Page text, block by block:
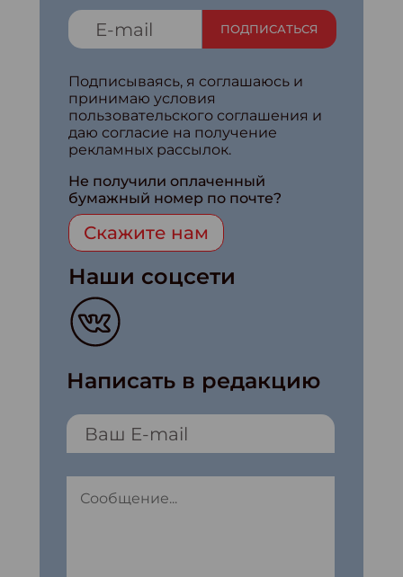
ПОДПИСАТЬСЯ
Подписываясь, я соглашаюсь и
принимаю условия
пользовательского соглашения и
даю согласие на получение
рекламных рассылок.
Не получили оплаченный
бумажный номер по почте?
Скажите нам
Наши соцсети
Написать в редакцию